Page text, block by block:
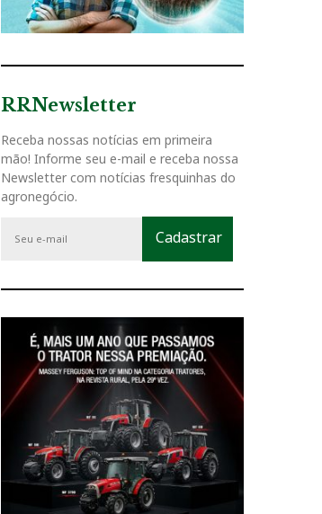
RRNewsletter
Receba nossas notícias em primeira
mão! Informe seu e-mail e receba nossa
Newsletter com notícias fresquinhas do
agronegócio.